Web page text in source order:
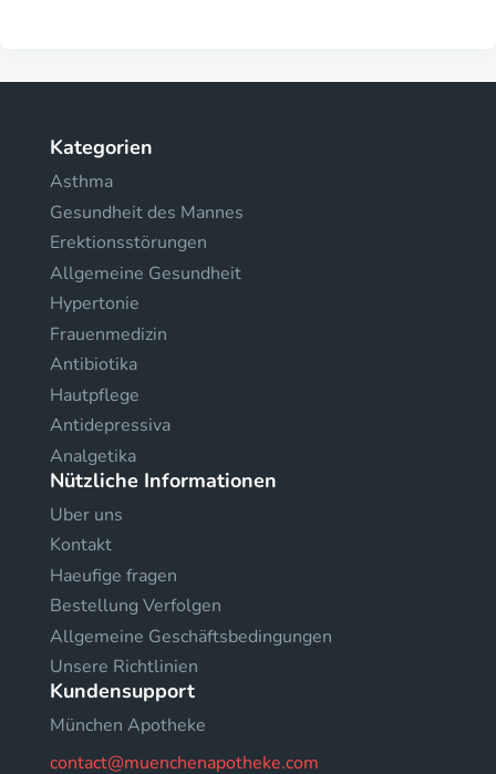
Kategorien
Asthma
Gesundheit des Mannes
Erektionsstörungen
Allgemeine Gesundheit
Hypertonie
Frauenmedizin
Antibiotika
Hautpflege
Antidepressiva
Analgetika
Nützliche Informationen
Uber uns
Kontakt
Haeufige fragen
Bestellung Verfolgen
Allgemeine Geschäftsbedingungen
Unsere Richtlinien
Kundensupport
München Apotheke
contact@muenchenapotheke.com